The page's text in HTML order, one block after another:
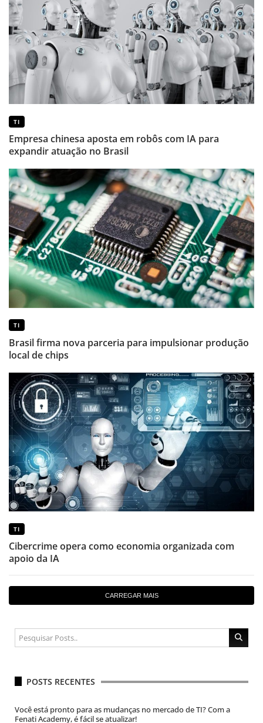
TI
Empresa chinesa aposta em robôs com IA para
expandir atuação no Brasil
TI
Brasil firma nova parceria para impulsionar produção
local de chips
TI
Cibercrime opera como economia organizada com
apoio da IA
CARREGAR MAIS
POSTS RECENTES
Você está pronto para as mudanças no mercado de TI? Com a
Fenati Academy, é fácil se atualizar!